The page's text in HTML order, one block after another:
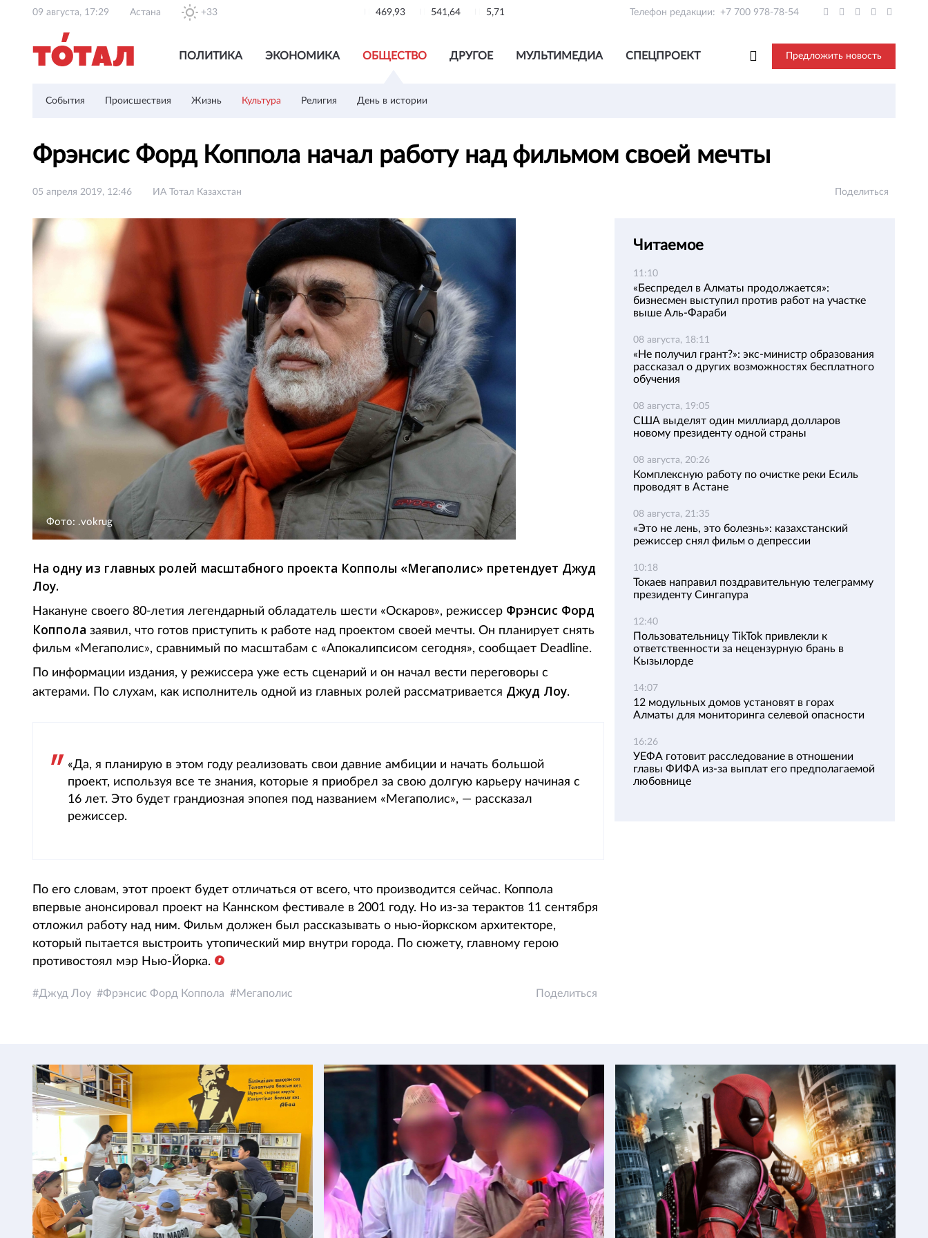
09 августа, 17:29 Астана +33 469,93 541,64 5,71 Телефон редакции: +7 700 978-78-54
ПОЛИТИКА ЭКОНОМИКА ОБЩЕСТВО ДРУГОЕ МУЛЬТИМЕДИА СПЕЦПРОЕКТ Предложить новость
События Происшествия Жизнь Культура Религия День в истории
Фрэнсис Форд Коппола начал работу над фильмом своей мечты
05 апреля 2019, 12:46 ИА Тотал Казахстан Поделиться
Фото: .vokrug
На одну из главных ролей масштабного проекта Копполы «Мегаполис» претендует Джуд
Лоу.
Накануне своего 80-летия легендарный обладатель шести «Оскаров», режиссер Фрэнсис Форд
Коппола заявил, что готов приступить к работе над проектом своей мечты. Он планирует снять
фильм «Мегаполис», сравнимый по масштабам с «Апокалипсисом сегодня», сообщает Deadline.
По информации издания, у режиссера уже есть сценарий и он начал вести переговоры с
актерами. По слухам, как исполнитель одной из главных ролей рассматривается Джуд Лоу.
«Да, я планирую в этом году реализовать свои давние амбиции и начать большой
проект, используя все те знания, которые я приобрел за свою долгую карьеру начиная с
16 лет. Это будет грандиозная эпопея под названием «Мегаполис», — рассказал
режиссер.
По его словам, этот проект будет отличаться от всего, что производится сейчас. Коппола
впервые анонсировал проект на Каннском фестивале в 2001 году. Но из-за терактов 11 сентября
отложил работу над ним. Фильм должен был рассказывать о нью-йоркском архитекторе,
который пытается выстроить утопический мир внутри города. По сюжету, главному герою
противостоял мэр Нью-Йорка.
Джуд Лоу Фрэнсис Форд Коппола Мегаполис Поделиться
Читаемое
11:10
«Беспредел в Алматы продолжается»:
бизнесмен выступил против работ на участке
выше Аль-Фараби
08 августа, 18:11
«Не получил грант?»: экс-министр образования
рассказал о других возможностях бесплатного
обучения
08 августа, 19:05
США выделят один миллиард долларов
новому президенту одной страны
08 августа, 20:26
Комплексную работу по очистке реки Есиль
проводят в Астане
08 августа, 21:35
«Это не лень, это болезнь»: казахстанский
режиссер снял фильм о депрессии
10:18
Токаев направил поздравительную телеграмму
президенту Сингапура
12:40
Пользовательницу TikTok привлекли к
ответственности за нецензурную брань в
Кызылорде
14:07
12 модульных домов установят в горах
Алматы для мониторинга селевой опасности
16:26
УЕФА готовит расследование в отношении
главы ФИФА из-за выплат его предполагаемой
любовнице